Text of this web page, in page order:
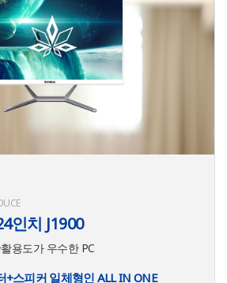
인치 J1900
용도가 우수한 PC
+스피커 일체형인 ALL IN ONE